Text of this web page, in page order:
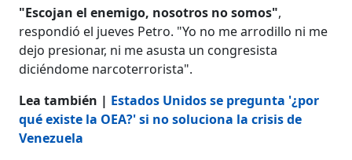
"Escojan el enemigo, nosotros no somos",
respondió el jueves Petro. "Yo no me arrodillo ni me
dejo presionar, ni me asusta un congresista
diciéndome narcoterrorista".
Lea también | Estados Unidos se pregunta '¿por
qué existe la OEA?' si no soluciona la crisis de
Venezuela